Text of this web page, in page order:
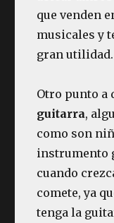
que venden
musicales y
gran utilidad.
Otro punto a
guitarra,
como son
instrumento
cuando
comete, ya
tenga la